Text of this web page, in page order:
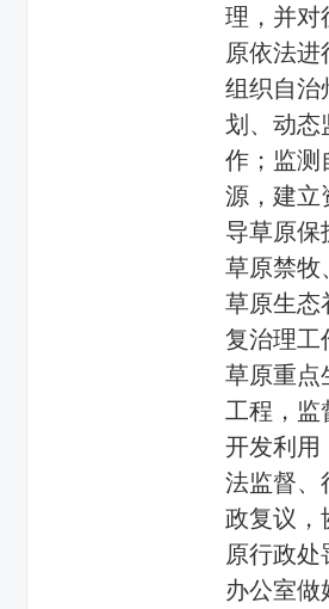
理，并对
原依法进
组织自治
划、动态
作；监测
源，建立
导草原保
草原禁牧
草原生态
复治理工
草原重点
工程，监
开发利用
法监督、
政复议，
原行政处
办公室做